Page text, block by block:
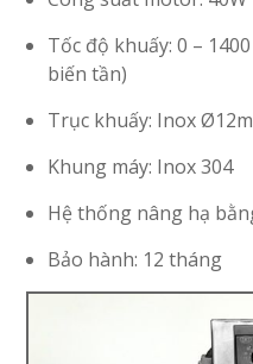
Tốc độ khuấy: 0 –
biến tần)
Trục khuấy: Inox
Khung máy: Inox 304
Hệ thống nâng hạ
Bảo hành: 12 tháng